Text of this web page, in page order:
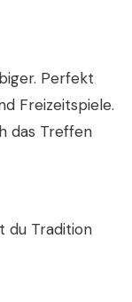
Perfekt
Freizeitspiele.
das Treffen
du Tradition